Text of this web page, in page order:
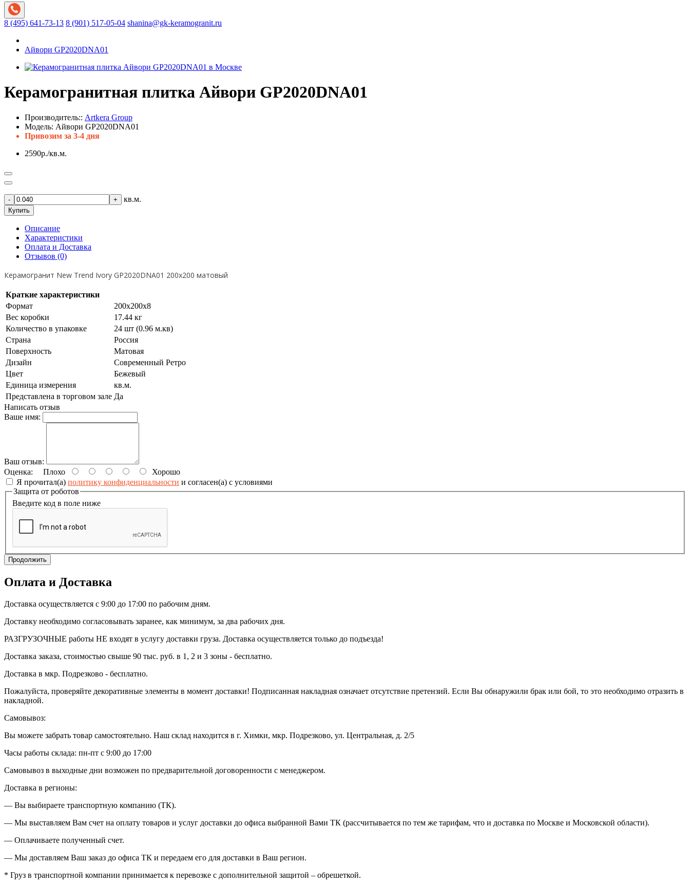
8 (495) 641-73-13 8 (901) 517-05-04 shanina@gk-keramogranit.ru
Айвори GP2020DNA01
Керамогранитная плитка Айвори GP2020DNA01
Производитель:: Artkera Group
Модель: Айвори GP2020DNA01
Привозим за 3-4 дня
2590р./кв.м.
- + кв.м.
Купить
Описание
Характеристики
Оплата и Доставка
Отзывов (0)
Керамогранит New Trend Ivory GP2020DNA01 200х200 матовый
Краткие характеристики
Формат
200х200х8
Вес коробки
17.44 кг
Количество в упаковке
24 шт (0.96 м.кв)
Страна
Россия
Поверхность
Матовая
Дизайн
Современный Ретро
Цвет
Бежевый
Единица измерения
кв.м.
Представлена в торговом зале Да
Написать отзыв
Ваше имя:
Ваш отзыв:
Оценка: Плохо
Хорошо
Я прочитал(а) политику конфиденциальности и согласен(а) с условиями
Защита от роботов
Введите код в поле ниже
Продолжить
Оплата и Доставка
Доставка осуществляется с 9:00 до 17:00 по рабочим дням.
Доставку необходимо согласовывать заранее, как минимум, за два рабочих дня.
РАЗГРУЗОЧНЫЕ работы НЕ входят в услугу доставки груза. Доставка осуществляется только до подъезда!
Доставка заказа, стоимостью свыше 90 тыс. руб. в 1, 2 и 3 зоны - бесплатно.
Доставка в мкр. Подрезково - бесплатно.
Пожалуйста, проверяйте декоративные элементы в момент доставки! Подписанная накладная означает отсутствие претензий. Если Вы обнаружили брак или бой, то это необходимо отразить в
накладной.
Самовывоз:
Вы можете забрать товар самостоятельно. Наш склад находится в г. Химки, мкр. Подрезково, ул. Центральная, д. 2/5
Часы работы склада: пн-пт с 9:00 до 17:00
Самовывоз в выходные дни возможен по предварительной договоренности с менеджером.
Доставка в регионы:
— Вы выбираете транспортную компанию (ТК).
— Мы выставляем Вам счет на оплату товаров и услуг доставки до офиса выбранной Вами ТК (рассчитывается по тем же тарифам, что и доставка по Москве и Московской области).
— Оплачиваете полученный счет.
— Мы доставляем Ваш заказ до офиса ТК и передаем его для доставки в Ваш регион.
* Груз в транспортной компании принимается к перевозке с дополнительной защитой – обрешеткой.